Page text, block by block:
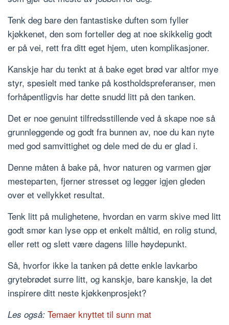
Tenk deg bare den fantastiske duften som fyller
kjøkkenet, den som forteller deg at noe skikkelig godt
er på vei, rett fra ditt eget hjem, uten komplikasjoner.
Kanskje har du tenkt at å bake eget brød var altfor mye
styr, spesielt med tanke på kostholdspreferanser, men
forhåpentligvis har dette snudd litt på den tanken.
Det er noe genuint tilfredsstillende ved å skape noe så
grunnleggende og godt fra bunnen av, noe du kan nyte
med god samvittighet og dele med de du er glad i.
Denne måten å bake på, hvor naturen og varmen gjør
mesteparten, fjerner stresset og legger igjen gleden
over et vellykket resultat.
Tenk litt på mulighetene, hvordan en varm skive med litt
godt smør kan lyse opp et enkelt måltid, en rolig stund,
eller rett og slett være dagens lille høydepunkt.
Så, hvorfor ikke la tanken på dette enkle lavkarbo
grytebrødet surre litt, og kanskje, bare kanskje, la det
inspirere ditt neste kjøkkenprosjekt?
Les også: Temaer knyttet til sunn mat